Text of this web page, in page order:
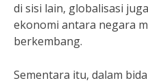
di sisi lain, globalisasi
ekonomi antara negara
berkembang.
Sementara itu, dalam